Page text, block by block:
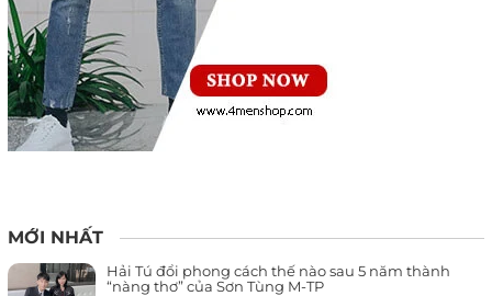
MỚI NHẤT
Hải Tú đổi phong cách thế nào sau 5 năm thành
“nàng thơ” của Sơn Tùng M-TP